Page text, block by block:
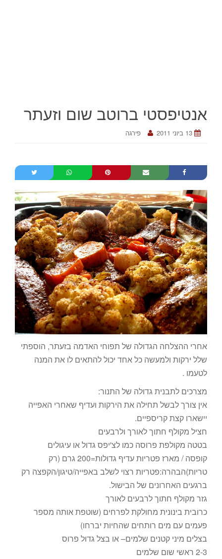
אנטיפסטי ברוטב שום וזעתר
13 ביוני 2011 פירגה
אחרי ההצלחה הגדולה של תפוחי האדמה בזעתר, הוספתי
שלל ירקות ולמעשה כל אחד יכול להתאים לו את המנה
לטעמו .
מצרכים לתבנית גדולה של התנור:
אין צורך לבשל תחילה את הירקות ועדיף שאחרי האפייה
יישארו קצת קריספיים.
חציל מקולף חתוך לאורך ולרבעים
בטטה מקולפת פרוסה כמו לצ'יפס גדול או עיגולים
קופסה / מארז פטריות עדיף גדולות=200 גרם (רק
טריות)הבהרה:פטריות רצוי לשלב באפייה/טיגון/הקפצה רק
ברגעים האחרונים של הבישול.
גזר מקולף חתוך לרבעים לאורך
כרובית בינונית מחולקת לפרחים (שוטפת אותה מספר
פעמים עם מים רותחים שהחיות יברחו)
בצלים מיני קטנים שלמים– או בצל גדול פרוס
2-3 ראשי שום שלמים